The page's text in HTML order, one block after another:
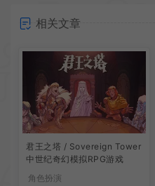
相关文章
君王之塔 / Sovereign Tower
中世纪奇幻模拟RPG游戏
角色扮演